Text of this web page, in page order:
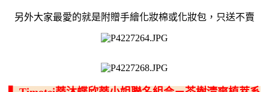
另外大家最愛的就是附贈手繪化妝棉或化妝包，只送不賣